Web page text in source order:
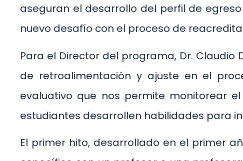
aseguran el desarrollo del perfil de
nuevo desafío con el proceso de
Para el Director del programa, Dr. Claudio
de retroalimentación y ajuste en el
evaluativo que nos permite monitorear
estudiantes desarrollen habilidades para
El primer hito, desarrollado en el primer